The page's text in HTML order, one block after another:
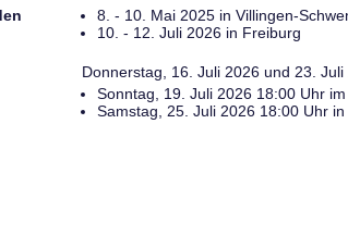
8. - 10. Mai 2025 in Villingen-
10. - 12. Juli 2026 in Freiburg
Donnerstag, 16. Juli 2026 und 23.
Sonntag, 19. Juli 2026 18:00 Uhr im
Samstag, 25. Juli 2026 18:00 Uhr